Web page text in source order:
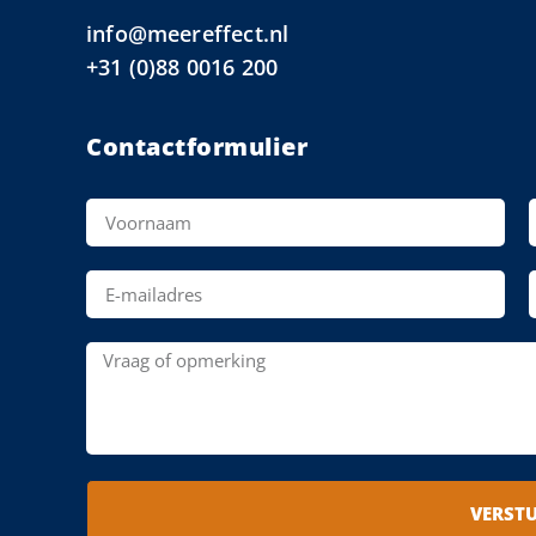
info@meereffect.nl
+31 (0)88 0016 200
Contactformulier